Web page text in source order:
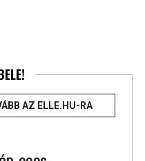
AZ ELLE.HU-RA